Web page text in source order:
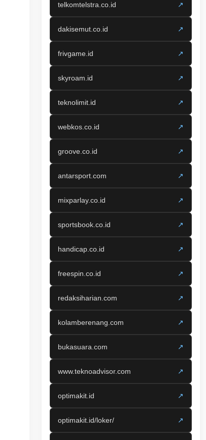
telkomtelstra.co.id ↗
dakisemut.co.id ↗
frivgame.id ↗
skyroam.id ↗
teknolimit.id ↗
webkos.co.id ↗
groove.co.id ↗
antarsport.com ↗
mixparlay.co.id ↗
sportsbook.co.id ↗
handicap.co.id ↗
freespin.co.id ↗
redaksiharian.com ↗
kolamberenang.com ↗
bukasuara.com ↗
www.teknoadvisor.com ↗
optimakit.id ↗
optimakit.id/loker/ ↗